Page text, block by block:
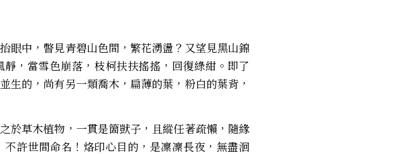
中，瞥見青碧山色間，繁花湧盪？又望見黑山錦
，當雪色崩落，枝柯扶扶搖搖，回復綠紺。即了
生的，尚有另一類喬木，扁薄的葉，粉白的葉背，
草木植物，一貫是箇獃子，且縱任著疏懶，隨緣
許世間命名！烙印心目的，是凜凜長夜，無盡洄